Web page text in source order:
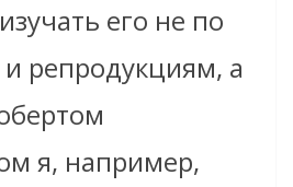
его не по
репродукциям, а
я, например,